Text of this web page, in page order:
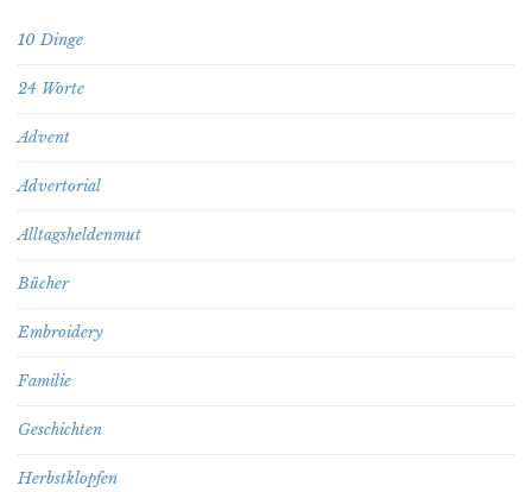
10 Dinge
24 Worte
Advent
Advertorial
Alltagsheldenmut
Bücher
Embroidery
Familie
Geschichten
Herbstklopfen